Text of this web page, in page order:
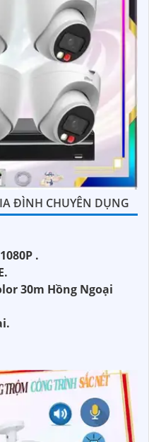
ĐÌNH CHUYÊN DỤNG
.
30m Hồng Ngoại